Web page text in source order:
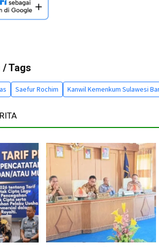
/ Tags
Saefur Rochim Kanwil Kemenkum Sulawesi